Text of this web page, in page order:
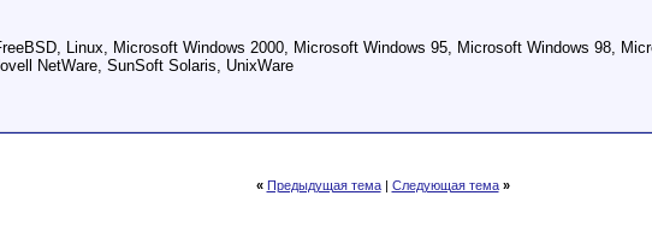
Linux, Microsoft Windows 2000, Microsoft Windows 95, Microsoft Windows 98,
NetWare, SunSoft Solaris, UnixWare
« Предыдущая тема| Следующая тема »